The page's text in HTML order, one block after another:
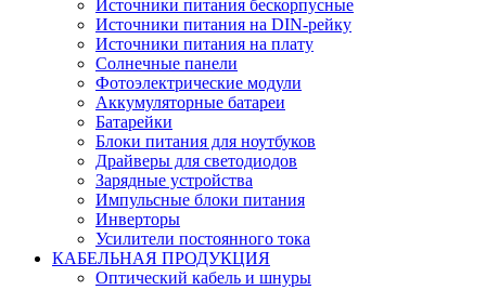
Источники питания бескорпусные
Источники питания на DIN-рейку
Источники питания на плату
Солнечные панели
Фотоэлектрические модули
Аккумуляторные батареи
Батарейки
Блоки питания для ноутбуков
Драйверы для светодиодов
Зарядные устройства
Импульсные блоки питания
Инверторы
Усилители постоянного тока
КАБЕЛЬНАЯ ПРОДУКЦИЯ
Оптический кабель и шнуры